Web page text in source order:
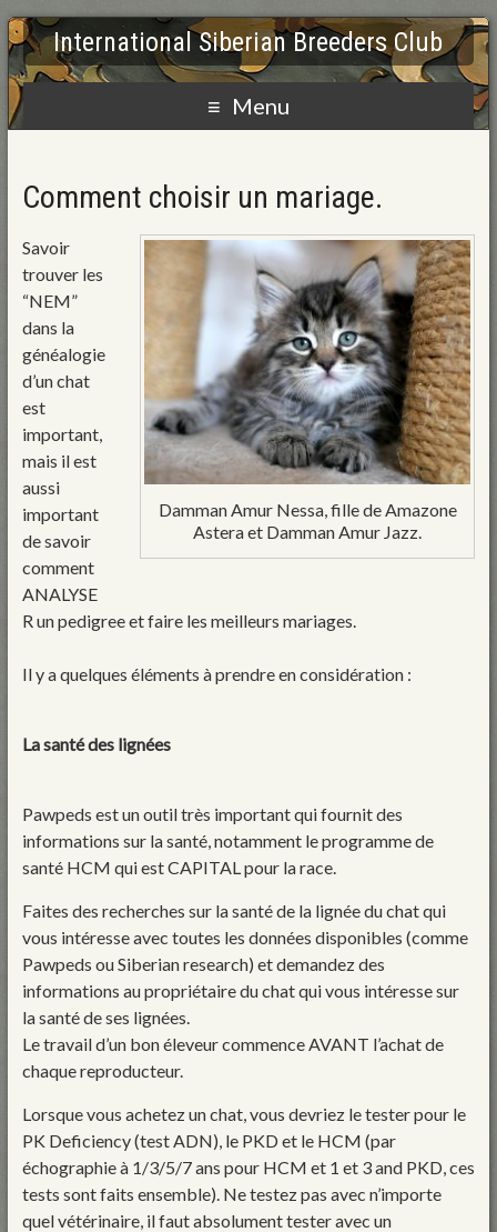
International Siberian Breeders Club
Menu
Comment choisir un mariage.
Damman Amur Nessa, fille de Amazone
Astera et Damman Amur Jazz.
Savoir
trouver les
“NEM”
dans la
généalogie
d’un chat
est
important,
mais il est
aussi
important
de savoir
comment
ANALYSE
R un pedigree et faire les meilleurs mariages.
Il y a quelques éléments à prendre en considération :
La santé des lignées
Pawpeds est un outil très important qui fournit des
informations sur la santé, notamment le programme de
santé HCM qui est CAPITAL pour la race.
Faites des recherches sur la santé de la lignée du chat qui
vous intéresse avec toutes les données disponibles (comme
Pawpeds ou Siberian research) et demandez des
informations au propriétaire du chat qui vous intéresse sur
la santé de ses lignées.
Le travail d’un bon éleveur commence AVANT l’achat de
chaque reproducteur.
Lorsque vous achetez un chat, vous devriez le tester pour le
PK Deficiency (test ADN), le PKD et le HCM (par
échographie à 1/3/5/7 ans pour HCM et 1 et 3 and PKD, ces
tests sont faits ensemble). Ne testez pas avec n’importe
quel vétérinaire, il faut absolument tester avec un